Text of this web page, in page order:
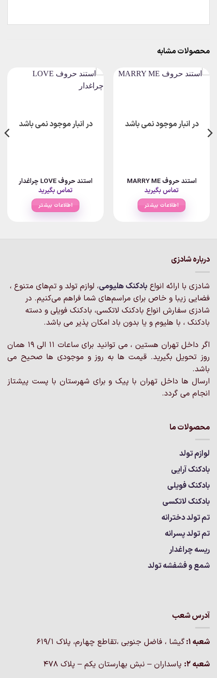
محصولات مشابه
در انبار موجود نمی باشد
استند حروف MARRY ME
تماس بگیرید
اطلاعات بیشتر
در انبار موجود نمی باشد
استند حروف LOVE چراغدار
تماس بگیرید
اطلاعات بیشتر
درباره شادزی
شادزی با ارائه انواع بادکنک‌ هلیومی، لوازم تولد و تم‌های متنوع ،
فضایی زیبا و خاص برای مراسم‌های شما فراهم می‌کنیم. در
شادزی سفارش انواع بادکنک لاتکسی، بادکنک فویلی و دسته
بادکنک ، با هلیوم و یا بدون باد امکان پذیر می باشد.
اگر داخل تهران هستین ، می توانید برای ساعات 11 الی 19 همان
روز تحویل بگیرید. قیمت ها به روز و موجودی ها صحیح می
باشد.
ارسال ها داخل تهران با پیک و برای شهرستان با پست پیشتاز
انجام می گردد.
محصولات ما
لوازم تولد
بادکنک آرایی
بادکنک فویلی
بادکنک لاتکسی
تم تولد دخترانه
تم تولد پسرانه
ریسه چراغدار
شمع و فشفشه تولد
آدرس شعب
شعبه 1:
گيشا ، فاضل جنوبی ،تقاطع چهارم، پلاک 619/1
شعبه 2:
پاسداران – نبش بهارستان یکم – پلاک ۴۷۸